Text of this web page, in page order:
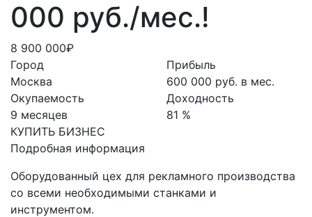
000 руб./мес.!
8 900 000₽
Город
Москва
Окупаемость
9 месяцев
КУПИТЬ БИЗНЕС
Прибыль
600 000 руб. в мес.
Доходность
81 %
Подробная информация
Оборудованный цех для рекламного производства
со всеми необходимыми станками и
инструментом.